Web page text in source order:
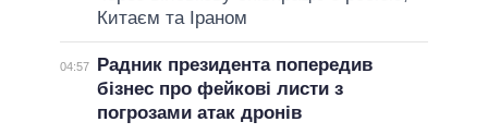
Китаєм та Іраном
04:57
Радник президента попередив
бізнес про фейкові листи з
погрозами атак дронів